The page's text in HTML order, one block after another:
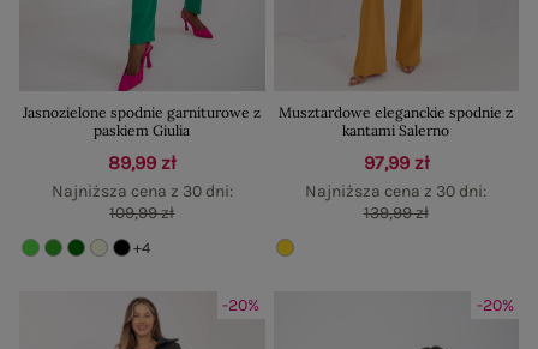
Jasnozielone spodnie garniturowe z
paskiem Giulia
89,99 zł
Najniższa cena z 30 dni:
109,99 zł
+4
Musztardowe eleganckie spodnie z
kantami Salerno
97,99 zł
Najniższa cena z 30 dni:
139,99 zł
-20% -20%